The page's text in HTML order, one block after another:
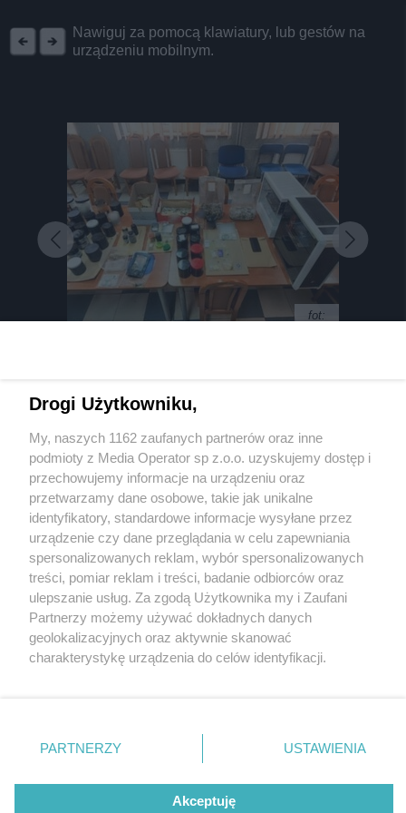
Nawiguj za pomocą klawiatury, lub gestów na
urządzeniu mobilnym.
fot:
Działali wśród nieletnich
1 / 8
Zatrzymanie KPP Pszczyna 8
października 2024
Wydawca mediów lokalnych
Nie zapomnij
zapoznać się z:
polityką prywatności regulamin korzystania z portali
Twojemiasto
Piekary Śląskie
Chorzów
Tarnowskie Góry
Gliwice
Skontakuj sięz nami
Kontakt
Wydawca
Redakcja
Drogi Użytkowniku,
My, naszych 1162 zaufanych partnerów oraz inne
podmioty z Media Operator sp z.o.o. uzyskujemy dostęp i
przechowujemy informacje na urządzeniu oraz
przetwarzamy dane osobowe, takie jak unikalne
identyfikatory, standardowe informacje wysyłane przez
urządzenie czy dane przeglądania w celu zapewniania
spersonalizowanych reklam, wybór spersonalizowanych
treści, pomiar reklam i treści, badanie odbiorców oraz
ulepszanie usług. Za zgodą Użytkownika my i Zaufani
Partnerzy możemy używać dokładnych danych
geolokalizacyjnych oraz aktywnie skanować
charakterystykę urządzenia do celów identyfikacji.
zmienić/wycofać klikając przycisk ustawień prywatności
znajdujący się w lewym dolnym rogu strony
rodzaje przetwarzania danych nie wymagają zgody
użytkownika, ale masz prawo sprzeciwić się takiemu
PARTNERZY USTAWIENIA
Akceptuję